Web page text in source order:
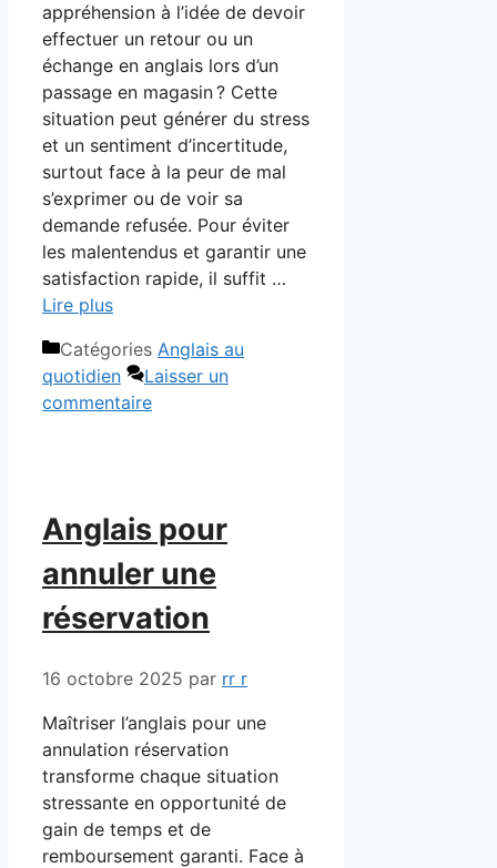
appréhension à l’idée de devoir
effectuer un retour ou un
échange en anglais lors d’un
passage en magasin ? Cette
situation peut générer du stress
et un sentiment d’incertitude,
surtout face à la peur de mal
s’exprimer ou de voir sa
demande refusée. Pour éviter
les malentendus et garantir une
satisfaction rapide, il suffit …
Lire plus
Catégories Anglais au
quotidien
Laisser un
commentaire
Anglais pour
annuler une
réservation
16 octobre 2025 par rr r
Maîtriser l’anglais pour une
annulation réservation
transforme chaque situation
stressante en opportunité de
gain de temps et de
remboursement garanti. Face à